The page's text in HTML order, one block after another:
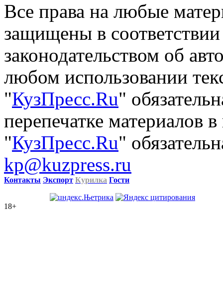
Все права на любые
защищены в
законодательством об
любом использовании
"КузПресс.Ru"
перепечатке материалов
"КузПресс.Ru"
kp@kuzpress.ru
Контакты Экспорт Курилка Гости
18+